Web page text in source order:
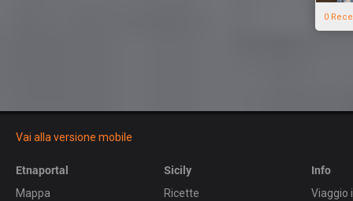
0
Vai alla versione mobile
Etnaportal
Mappa
Sicily
Ricette
Info
Viaggio